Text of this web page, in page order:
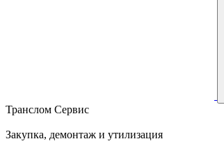
Транслом Сервис
Закупка, демонтаж и утилизация